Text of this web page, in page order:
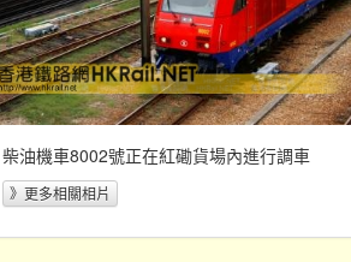
柴油機車8002號正在紅磡貨場內進行調車
》更多相關相片